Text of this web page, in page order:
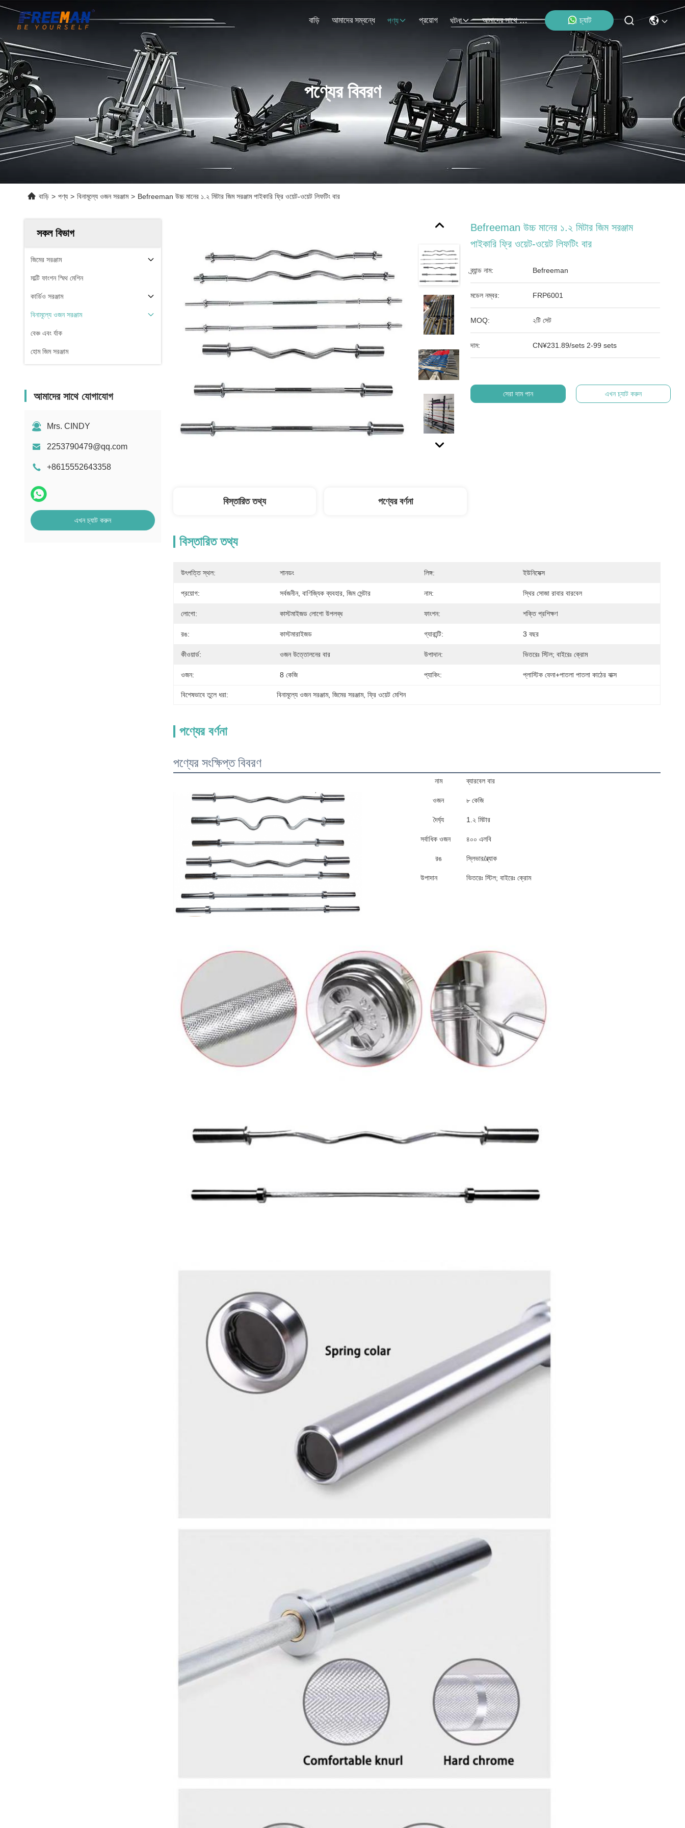
বাড়ি আমাদের সম্বন্ধে পণ্য প্রয়োগ ঘটনা আমাদের সাথে যোগাযোগ চ্যাট
পণ্যের বিবরণ
বাড়ি > পণ্য > বিনামূল্যে ওজন সরঞ্জাম > Befreeman উচ্চ মানের ১.২ মিটার জিম সরঞ্জাম পাইকারি ফ্রি ওয়েট-ওয়েট লিফটিং বার
সকল বিভাগ
জিমের সরঞ্জাম
মাল্টি ফাংশন স্মিথ মেশিন
কার্ডিও সরঞ্জাম
বিনামূল্যে ওজন সরঞ্জাম
বেঞ্চ এবং র্যাক
হোম জিম সরঞ্জাম
আমাদের সাথে যোগাযোগ
Mrs. CINDY
2253790479@qq.com
+8615552643358
এখন চ্যাট করুন
Befreeman উচ্চ মানের ১.২ মিটার জিম সরঞ্জাম
পাইকারি ফ্রি ওয়েট-ওয়েট লিফটিং বার
ব্র্যান্ড নাম: Befreeman
মডেল নম্বর: FRP6001
MOQ: ২টি সেট
দাম: CN¥231.89/sets 2-99 sets
সেরা দাম পান এখন চ্যাট করুন
বিস্তারিত তথ্য পণ্যের বর্ণনা
বিস্তারিত তথ্য
উৎপত্তি স্থল: শানডং লিঙ্গ: ইউনিসেক্স
প্রয়োগ: সর্বজনীন, বাণিজ্যিক ব্যবহার, জিম সেন্টার নাম: স্থির সোজা রাবার বারবেল
লোগো: কাস্টমাইজড লোগো উপলব্ধ ফাংশন: শক্তি প্রশিক্ষণ
রঙ: কাস্টমারাইজড গ্যারান্টি: 3 বছর
কীওয়ার্ড: ওজন উত্তোলনের বার উপাদান: ভিতরেঃ স্টিল; বাইরেঃ ক্রোম
ওজন: 8 কেজি প্যাকিং: প্লাস্টিক ফেনা+পাতলা পাতলা কাঠের বাক্স
বিশেষভাবে তুলে ধরা: বিনামূল্যে ওজন সরঞ্জাম, জিমের সরঞ্জাম, ফ্রি ওয়েট মেশিন
পণ্যের বর্ণনা
পণ্যের সংক্ষিপ্ত বিবরণ
নাম ব্যারবেল বার
ওজন ৮ কেজি
দৈর্ঘ্য 1.২ মিটার
সর্বাধিক ওজন ৪০০ এলবি
রঙ স্লিভার/ব্ল্যাক
উপাদান ভিতরেঃ স্টিল; বাইরেঃ ক্রোম